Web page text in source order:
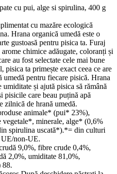
cu pui, alge si spirulina, 400 g
cu mazăre ecologică
Hrana organică umedă este o
gustoasă pentru pisica ta. Furaj
chimice adăugate, coloranți și
au fost selectate cele mai bune
pisica ta primește exact ceea ce are
umedă pentru fiecare pisică. Hrana
și ajută pisica să rămână
pisicile care beau puțină apă
zilnică de hrană umedă.
animale* (pui* 23%),
minerale, alge* (0,6%
spirulina uscată*).*= din culturi
non-UE.
9,0%, fibre crude 0,4%,
2,0%, umiditate 81,0%,
88.